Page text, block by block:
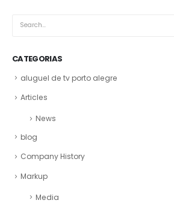
CATEGORIAS
aluguel de tv porto alegre
Articles
News
blog
Company History
Markup
Media